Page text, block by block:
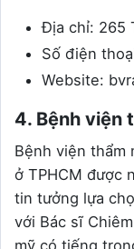
Địa chỉ: 265
Số điện
Website:
4. Bệnh viện
Bệnh viện thẩm
ở TPHCM được
tin tưởng lựa
với Bác sĩ